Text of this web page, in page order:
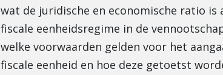
wat de juridische en economische ratio is
fiscale eenheidsregime in de
welke voorwaarden gelden voor het
fiscale eenheid en hoe deze getoetst